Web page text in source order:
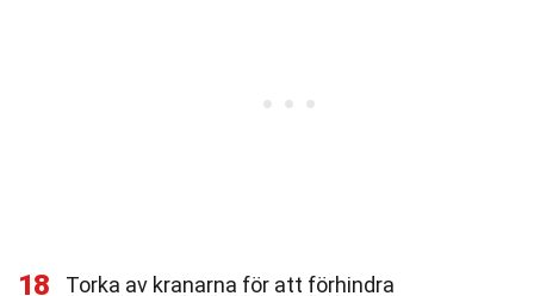
18
Torka av kranarna för att förhindra